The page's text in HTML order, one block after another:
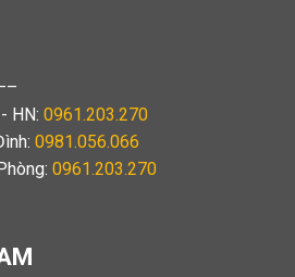
HN: 0961.203.270
0981.056.066
0961.203.270